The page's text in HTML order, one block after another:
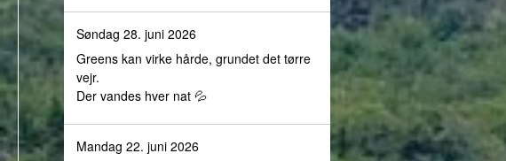
Søndag 28. juni 2026
Greens kan virke hårde, grundet det tørre
vejr.
Der vandes hver nat 💦
Mandag 22. juni 2026